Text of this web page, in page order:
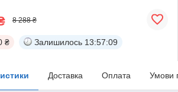
8 288 ₴
₴ Залишилось 13:57:09
Доставка Оплата Умови